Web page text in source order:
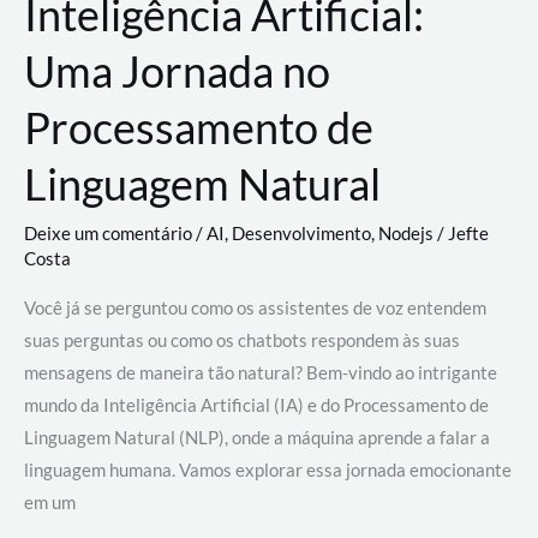
Inteligência Artificial:
Uma Jornada no
Processamento de
Linguagem Natural
Deixe um comentário/AI, Desenvolvimento, Nodejs / Jefte
Costa
Você já se perguntou como os assistentes de voz entendem
suas perguntas ou como os chatbots respondem às suas
mensagens de maneira tão natural? Bem-vindo ao intrigante
mundo da Inteligência Artificial (IA) e do Processamento de
Linguagem Natural (NLP), onde a máquina aprende a falar a
linguagem humana. Vamos explorar essa jornada emocionante
em um